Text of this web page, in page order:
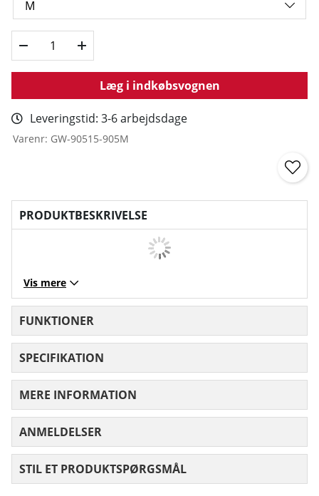
Læg i indkøbsvognen
Leveringstid: 3-6 arbejdsdage
Varenr: GW-90515-905M
PRODUKTBESKRIVELSE
Vis mere
FUNKTIONER
SPECIFIKATION
MERE INFORMATION
ANMELDELSER
STIL ET PRODUKTSPØRGSMÅL